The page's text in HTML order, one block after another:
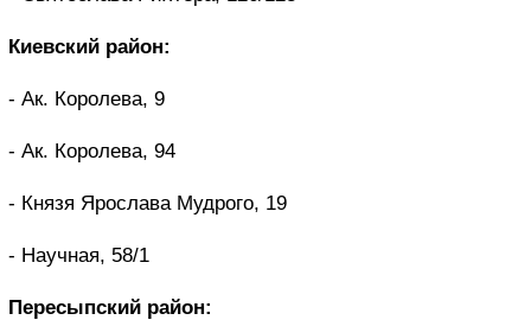
Киевский район:
- Ак. Королева, 9
- Ак. Королева, 94
- Князя Ярослава Мудрого, 19
- Научная, 58/1
Пересыпский район: